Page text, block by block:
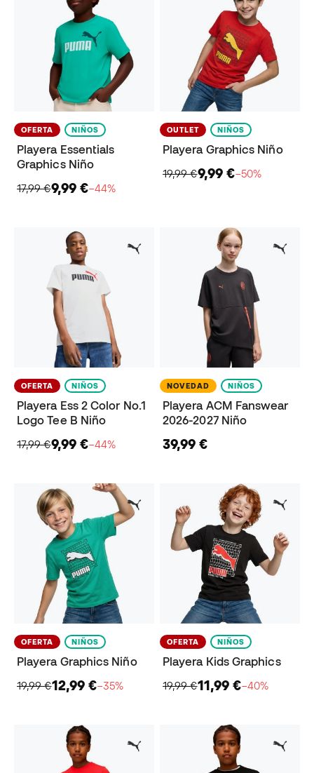
OFERTA NIÑOS
Playera Essentials
Graphics Niño
17,99 €9,99 €−44%
OUTLET NIÑOS
Playera Graphics Niño
19,99 €9,99 €−50%
OFERTA NIÑOS
Playera Ess 2 Color No.1
Logo Tee B Niño
17,99 €9,99 €−44%
NOVEDAD NIÑOS
Playera ACM Fanswear
2026-2027 Niño
39,99 €
OFERTA NIÑOS
Playera Graphics Niño
19,99 €12,99 €−35%
OFERTA NIÑOS
Playera Kids Graphics
19,99 €11,99 €−40%